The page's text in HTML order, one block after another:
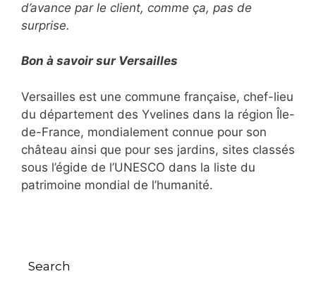
d’avance par le client, comme ça, pas de
surprise.
Bon à savoir sur Versailles
Versailles est une commune française, chef-lieu
du département des Yvelines dans la région Île-
de-France, mondialement connue pour son
château ainsi que pour ses jardins, sites classés
sous l’égide de l’UNESCO dans la liste du
patrimoine mondial de l’humanité.
Search